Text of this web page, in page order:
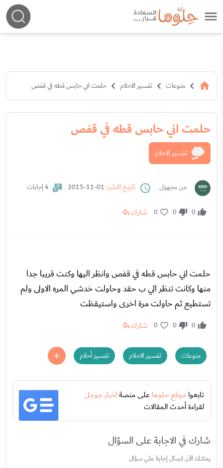
منوعات تفسير الاحلام حلمت اني حابس قطه في قفص
حلمت اني حابس قطه في قفص
تفسير الاحلام
من مجهول تاريخ النشر: 4 إجابات
0
0
0 شارك
حلمت اني حابس قطه في قفص وانظر اليها وكنت قريبا جدا
منها وكانت تنظر الي ب حقد وحاولت خدشي المره الاولى ولم
تستطيع ثم حاولت مرة اخرى واستيقظت
0
0
0 شارك
منوعات تفسير الاحلام تفسير أحلام
تابعواموقع حلوهاعلى منصةاخبار جوجل
لقراءة أحدث المقالات
شارك في الاجابة على السؤال
يمكنك الآن ارسال إجابة علي سؤال